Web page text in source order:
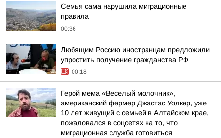
Семья сама нарушила миграционные
правила
00:36
Любящим Россию иностранцам предложили
упростить получение гражданства РФ
00:18
Герой мема «Веселый молочник»,
американский фермер Джастас Уолкер, уже
10 лет живущий с семьей в Алтайском крае,
пожаловался в соцсетях на то, что
миграционная служба готовиться